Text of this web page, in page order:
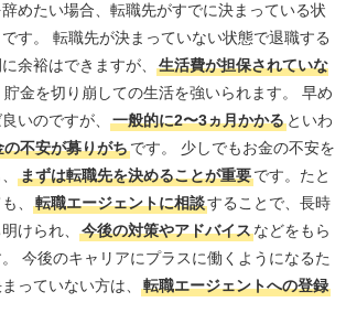
めたい場合、転職先がすでに決まっている状
す。 転職先が決まっていない状態で退職する
余裕はできますが、
生活費が担保されていな
金を切り崩しての生活を強いられます。 早め
いのですが、
一般的に2〜3ヵ月かかるといわ
の不安が募りがちです。 少しでもお金の不安を
まずは転職先を決めることが重要です。たと
、
転職エージェントに相談することで、長時
けられ、
今後の対策やアドバイスなどをもら
今後のキャリアにプラスに働くようになるた
っていない方は、
転職エージェントへの登録